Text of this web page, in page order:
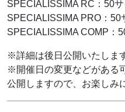
SPECIALISSIMA RC：50
SPECIALISSIMA PRO：50
SPECIALISSIMA COMP：
※詳細は後日公開いたしま
※開催日の変更などがある
公開しますので、お楽しみ